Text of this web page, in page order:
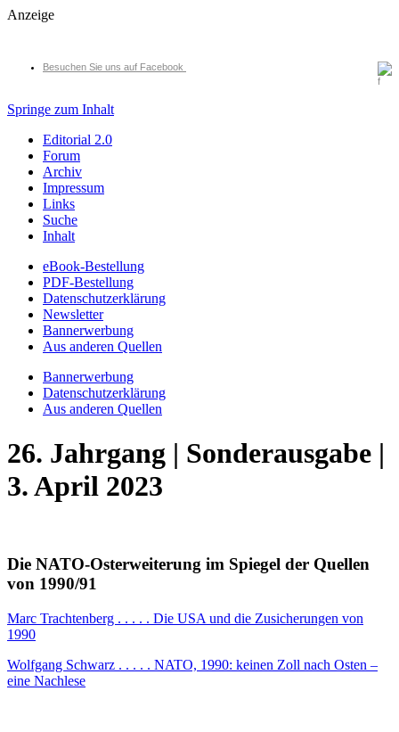
Anzeige
Besuchen Sie uns auf Facebook
Springe zum Inhalt
Editorial 2.0
Forum
Archiv
Impressum
Links
Suche
Inhalt
eBook-Bestellung
PDF-Bestellung
Datenschutzerklärung
Newsletter
Bannerwerbung
Aus anderen Quellen
Bannerwerbung
Datenschutzerklärung
Aus anderen Quellen
26. Jahrgang | Sonderausgabe |
3. April 2023
Die NATO-Osterweiterung im Spiegel der Quellen
von 1990/91
Marc Trachtenberg . . . . . Die USA und die Zusicherungen von
1990
Wolfgang Schwarz . . . . . NATO, 1990: keinen Zoll nach Osten –
eine Nachlese